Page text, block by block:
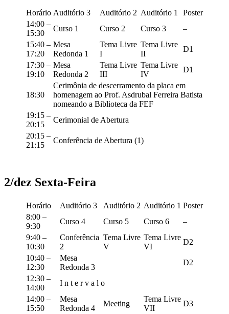
Horário Auditório 3 Auditório 2 Auditório 1
Poster
14:00 –
15:30
Curso 1 Curso 2 Curso 3
–
15:40 –
17:20
Mesa
Redonda 1
Tema Livre
I
Tema Livre
II
D1
17:30 –
19:10
Mesa
Redonda 2
Tema Livre
III
Tema Livre
IV
D1
18:30
Cerimônia de descerramento da placa em
homenagem ao Prof. Asdrubal Ferreira Batista
nomeando a Biblioteca da FEF
19:15 –
20:15
Cerimonial de Abertura
20:15 –
21:15
Conferência de Abertura (1)
2/dez Sexta-Feira
Horário Auditório 3 Auditório 2 Auditório 1 Poster
8:00 –
9:30
Curso 4 Curso 5 Curso 6
–
9:40 –
10:30
Conferência
2
Tema Livre
V
Tema Livre
VI
D2
10:40 –
12:30
Mesa
Redonda 3
D2
12:30 –
14:00
I n t e r v a l o
14:00 –
15:50
Mesa
Redonda 4
Meeting
Tema Livre
VII
D3